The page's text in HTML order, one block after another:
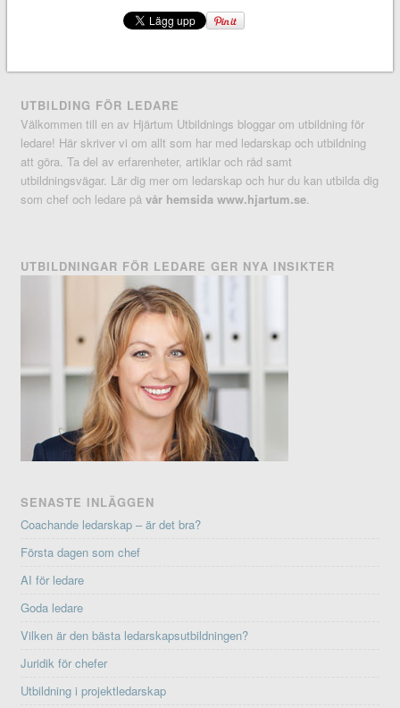
UTBILDING FÖR LEDARE
Välkommen till en av Hjärtum Utbildnings bloggar om utbildning för
ledare! Här skriver vi om allt som har med ledarskap och utbildning
att göra. Ta del av erfarenheter, artiklar och råd samt
utbildningsvägar. Lär dig mer om ledarskap och hur du kan utbilda dig
som chef och ledare påvår hemsida www.hjartum.se.
UTBILDNINGAR FÖR LEDARE GER NYA INSIKTER
SENASTE INLÄGGEN
Coachande ledarskap – är det bra?
Första dagen som chef
AI för ledare
Goda ledare
Vilken är den bästa ledarskapsutbildningen?
Juridik för chefer
Utbildning i projektledarskap